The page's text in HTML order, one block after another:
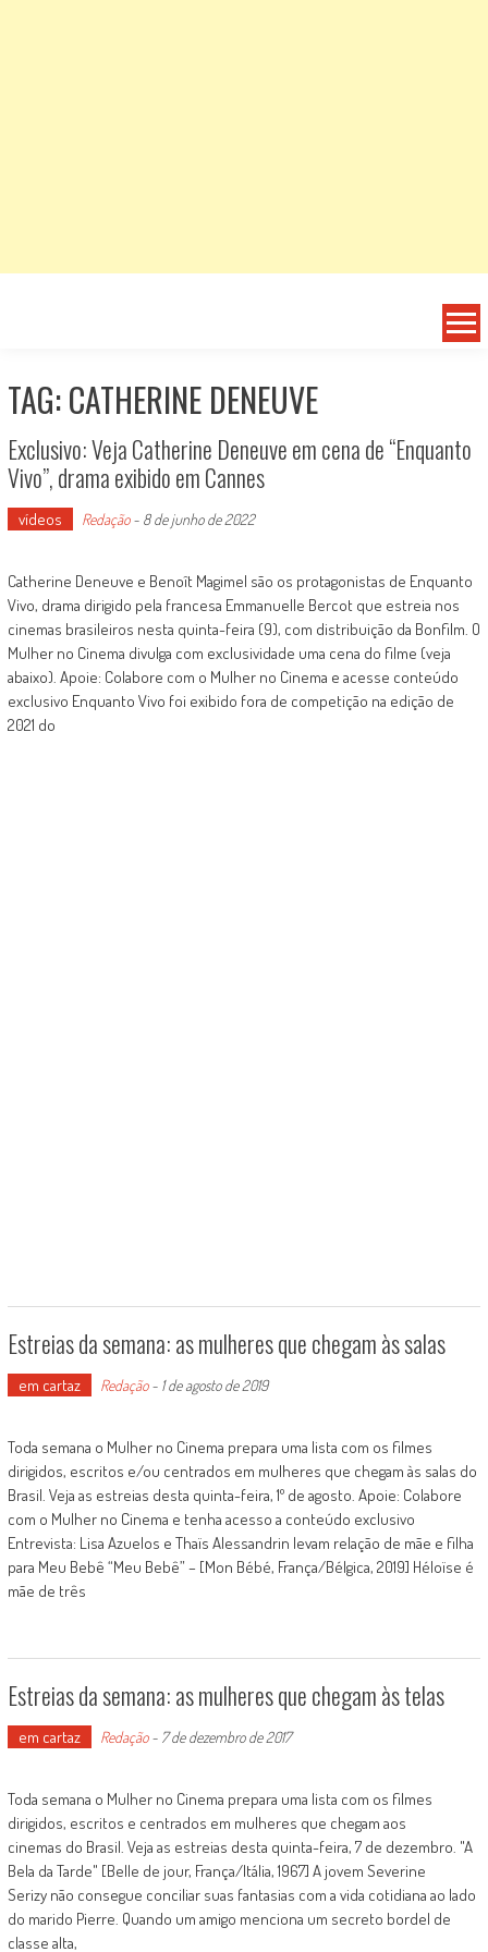
TAG: CATHERINE DENEUVE
Exclusivo: Veja Catherine Deneuve em cena de “Enquanto
Vivo”, drama exibido em Cannes
vídeos Redação- 8 de junho de 2022
Catherine Deneuve e Benoît Magimel são os protagonistas de Enquanto
Vivo, drama dirigido pela francesa Emmanuelle Bercot que estreia nos
cinemas brasileiros nesta quinta-feira (9), com distribuição da Bonfilm. O
Mulher no Cinema divulga com exclusividade uma cena do filme (veja
abaixo). Apoie: Colabore com o Mulher no Cinema e acesse conteúdo
exclusivo Enquanto Vivo foi exibido fora de competição na edição de
2021 do
Estreias da semana: as mulheres que chegam às salas
em cartaz Redação- 1 de agosto de 2019
Toda semana o Mulher no Cinema prepara uma lista com os filmes
dirigidos, escritos e/ou centrados em mulheres que chegam às salas do
Brasil. Veja as estreias desta quinta-feira, 1º de agosto. Apoie: Colabore
com o Mulher no Cinema e tenha acesso a conteúdo exclusivo
Entrevista: Lisa Azuelos e Thaïs Alessandrin levam relação de mãe e filha
para Meu Bebê “Meu Bebê” – [Mon Bébé, França/Bélgica, 2019] Héloïse é
mãe de três
Estreias da semana: as mulheres que chegam às telas
em cartaz Redação- 7 de dezembro de 2017
Toda semana o Mulher no Cinema prepara uma lista com os filmes
dirigidos, escritos e centrados em mulheres que chegam aos
cinemas do Brasil. Veja as estreias desta quinta-feira, 7 de dezembro. "A
Bela da Tarde" [Belle de jour, França/Itália, 1967] A jovem Severine
Serizy não consegue conciliar suas fantasias com a vida cotidiana ao lado
do marido Pierre. Quando um amigo menciona um secreto bordel de
classe alta,